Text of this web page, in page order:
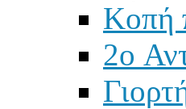
Κοπή
2o